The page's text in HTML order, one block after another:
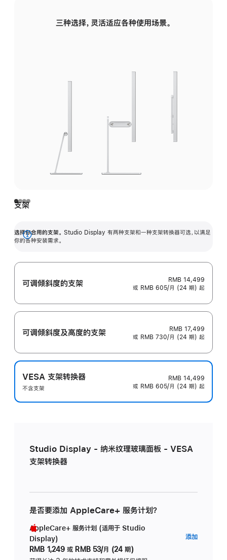
三种选择，灵活适应各种使用场景。
支架
选择你合用的支架。 Studio Display 有两种支架和一种支架转换器可选，以满足
你的各种安装需求。
展
可调倾斜度的支架
RMB 14,499
或 RMB 605/月 (24 期) 起
可调倾斜度及高‍度的支‍架
RMB 17,499
或 RMB 730/月 (24 期) 起
VESA 支架转换器
不含支架
RMB 14,499
或 RMB 605/月 (24 期) 起
Studio Display - 纳米纹理玻璃面板 - VESA
支架转换器
是否要添加 AppleCare+ 服务计划？
AppleCare+ 服务计划 (适用于 Studio
Display)
RMB 1,249 或 RMB 53/月 (24 期)
添加